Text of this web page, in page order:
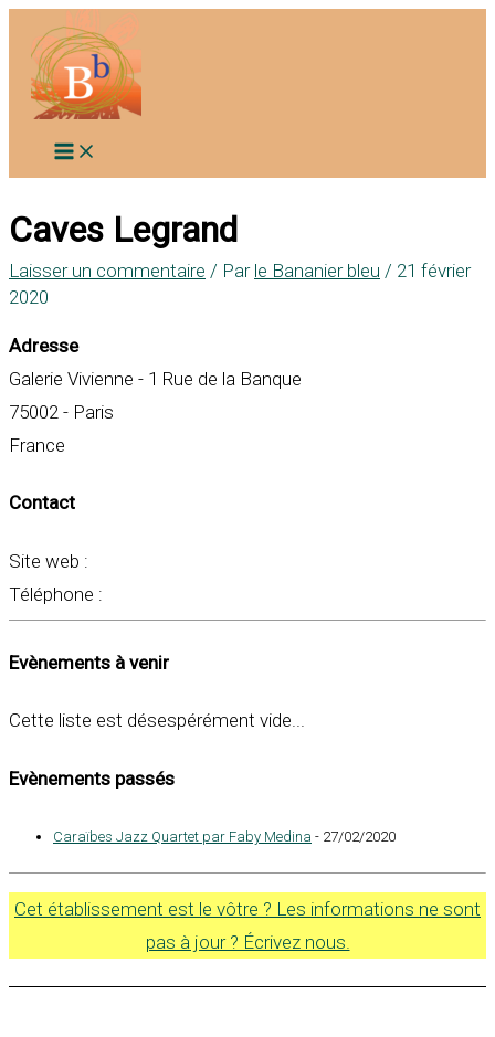
contenu
Caves Legrand
Laisser un commentaire / Par le Bananier bleu / 21 février
2020
Adresse
Galerie Vivienne - 1 Rue de la Banque
75002 - Paris
France
Contact
Site web :
Téléphone :
Evènements à venir
Cette liste est désespérément vide...
Evènements passés
Caraïbes Jazz Quartet par Faby Medina - 27/02/2020
Cet établissement est le vôtre ? Les informations ne sont
pas à jour ? Écrivez nous.